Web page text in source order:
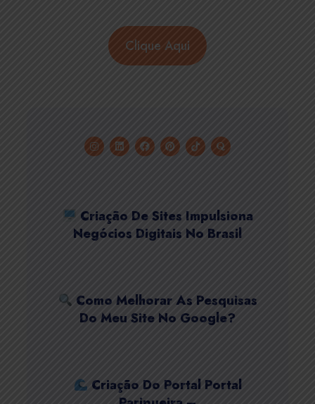
Clique Aqui
Criação De Sites Impulsiona
Negócios Digitais No Brasil
Como Melhorar As Pesquisas
Do Meu Site No Google?
Criação Do Portal Portal